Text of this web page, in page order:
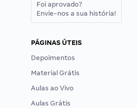
Foi aprovado?
Envie-nos a sua história!
PÁGINAS ÚTEIS
Depoimentos
Material Grátis
Aulas ao Vivo
Aulas Grátis